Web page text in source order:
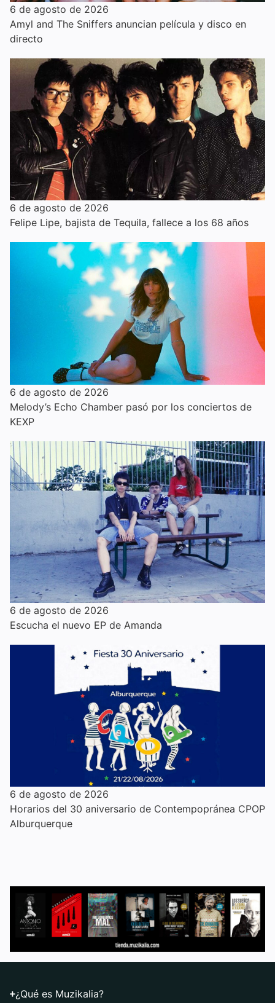
6 de agosto de 2026
Amyl and The Sniffers anuncian película y disco en
directo
6 de agosto de 2026
Felipe Lipe, bajista de Tequila, fallece a los 68 años
6 de agosto de 2026
Melody’s Echo Chamber pasó por los conciertos de
KEXP
6 de agosto de 2026
Escucha el nuevo EP de Amanda
6 de agosto de 2026
Horarios del 30 aniversario de Contempopránea CPOP
Alburquerque
¿Qué es Muzikalia?